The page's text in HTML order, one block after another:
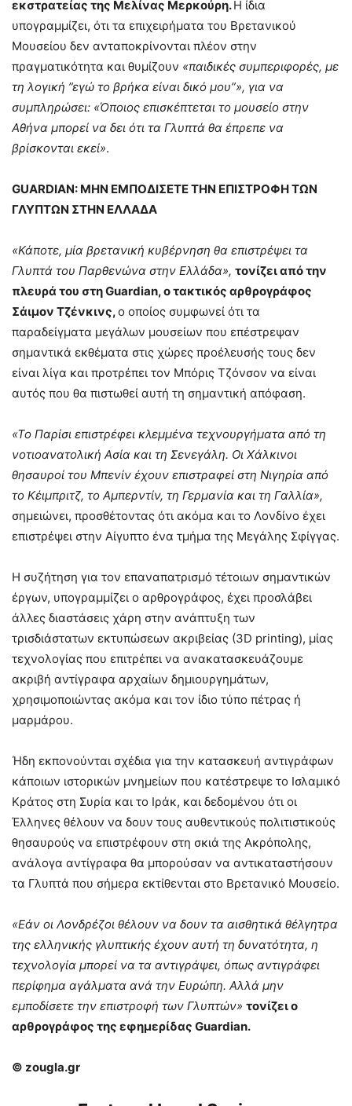
εκστρατείας της Μελίνας Μερκούρη.Η ίδια
υπογραμμίζει, ότι τα επιχειρήματα του Βρετανικού
Μουσείου δεν ανταποκρίνονται πλέον στην
πραγματικότητα και θυμίζουν «παιδικές συμπεριφορές, με
τη λογική ”εγώ το βρήκα είναι δικό μου”», για να
συμπληρώσει: «Όποιος επισκέπτεται το μουσείο στην
Αθήνα μπορεί να δει ότι τα Γλυπτά θα έπρεπε να
βρίσκονται εκεί».
GUARDIAN: ΜΗΝ ΕΜΠΟΔΙΣΕΤΕ ΤΗΝ ΕΠΙΣΤΡΟΦΗ ΤΩΝ
ΓΛΥΠΤΩΝ ΣΤΗΝ ΕΛΛΑΔΑ
«Κάποτε, μία βρετανική κυβέρνηση θα επιστρέψει τα
Γλυπτά του Παρθενώνα στην Ελλάδα», τονίζει από την
πλευρά του στη Guardian, ο τακτικός αρθρογράφος
Σάιμον Τζένκινς,ο οποίος συμφωνεί ότι τα
παραδείγματα μεγάλων μουσείων που επέστρεψαν
σημαντικά εκθέματα στις χώρες προέλευσής τους δεν
είναι λίγα και προτρέπει τον Μπόρις Τζόνσον να είναι
αυτός που θα πιστωθεί αυτή τη σημαντική απόφαση.
«Το Παρίσι επιστρέφει κλεμμένα τεχνουργήματα από τη
νοτιοανατολική Ασία και τη Σενεγάλη. Οι Χάλκινοι
θησαυροί του Μπενίν έχουν επιστραφεί στη Νιγηρία από
το Κέιμπριτζ, το Αμπερντίν, τη Γερμανία και τη Γαλλία»,
σημειώνει, προσθέτοντας ότι ακόμα και το Λονδίνο έχει
επιστρέψει στην Αίγυπτο ένα τμήμα της Μεγάλης Σφίγγας.
Η συζήτηση για τον επαναπατρισμό τέτοιων σημαντικών
έργων, υπογραμμίζει ο αρθρογράφος, έχει προσλάβει
άλλες διαστάσεις χάρη στην ανάπτυξη των
τρισδιάστατων εκτυπώσεων ακριβείας (3D printing), μίας
τεχνολογίας που επιτρέπει να ανακατασκευάζουμε
ακριβή αντίγραφα αρχαίων δημιουργημάτων,
χρησιμοποιώντας ακόμα και τον ίδιο τύπο πέτρας ή
μαρμάρου.
Ήδη εκπονούνται σχέδια για την κατασκευή αντιγράφων
κάποιων ιστορικών μνημείων που κατέστρεψε το Ισλαμικό
Κράτος στη Συρία και το Ιράκ, και δεδομένου ότι οι
Έλληνες θέλουν να δουν τους αυθεντικούς πολιτιστικούς
θησαυρούς να επιστρέφουν στη σκιά της Ακρόπολης,
ανάλογα αντίγραφα θα μπορούσαν να αντικαταστήσουν
τα Γλυπτά που σήμερα εκτίθενται στο Βρετανικό Μουσείο.
«Εάν οι Λονδρέζοι θέλουν να δουν τα αισθητικά θέλγητρα
της ελληνικής γλυπτικής έχουν αυτή τη δυνατότητα, η
τεχνολογία μπορεί να τα αντιγράψει, όπως αντιγράφει
περίφημα αγάλματα ανά την Ευρώπη. Αλλά μην
εμποδίσετε την επιστροφή των Γλυπτών» τονίζει ο
αρθρογράφος της εφημερίδας Guardian.
© zougla.gr